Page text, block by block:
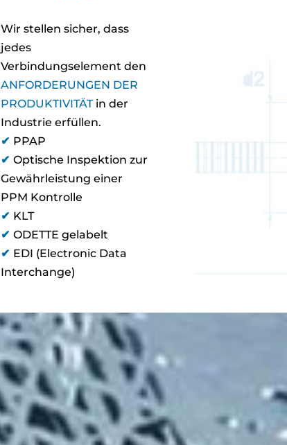
Wir stellen sicher, dass
jedes
Verbindungselement den
ANFORDERUNGEN DER
PRODUKTIVITÄTin der
Industrie erfüllen.
✔ PPAP
✔ Optische Inspektion zur
Gewährleistung einer
PPM Kontrolle
✔ KLT
✔ ODETTE gelabelt
✔ EDI (Electronic Data
Interchange)